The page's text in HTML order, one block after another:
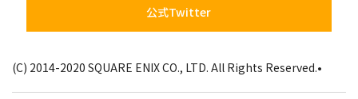
公式Twitter
(C) 2014-2020 SQUARE ENIX CO., LTD. All Rights Reserved.•